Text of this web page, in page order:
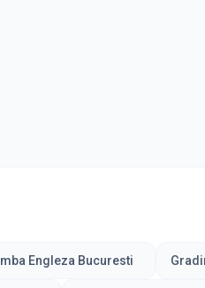
Engleza Bucuresti